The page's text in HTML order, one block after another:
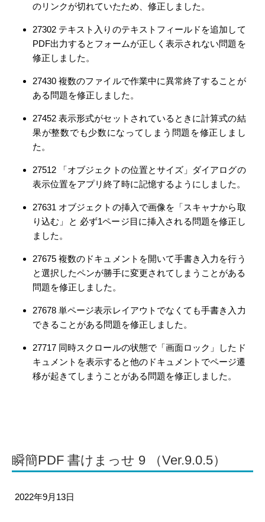
のリンクが切れていたため、修正しました。
27302 テキスト入りのテキストフィールドを追加して
PDF出力するとフォームが正しく表示されない問題を
修正しました。
27430 複数のファイルで作業中に異常終了することが
ある問題を修正しました。
27452 表示形式がセットされているときに計算式の結
果が整数でも少数になってしまう問題を修正しまし
た。
27512 「オブジェクトの位置とサイズ」ダイアログの
表示位置をアプリ終了時に記憶するようにしました。
27631 オブジェクトの挿入で画像を「スキャナから取
り込む」と 必ず1ページ目に挿入される問題を修正し
ました。
27675 複数のドキュメントを開いて手書き入力を行う
と選択したペンが勝手に変更されてしまうことがある
問題を修正しました。
27678 単ページ表示レイアウトでなくても手書き入力
できることがある問題を修正しました。
27717 同時スクロールの状態で「画面ロック」したド
キュメントを表示すると他のドキュメントでページ遷
移が起きてしまうことがある問題を修正しました。
瞬簡PDF 書けまっせ 9 （Ver.9.0.5）
2022年9月13日